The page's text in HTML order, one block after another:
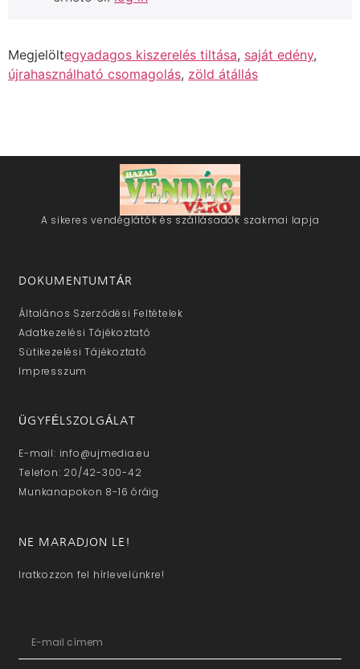
Megjelöltegyadagos kiszerelés tiltása, saját edény,
újrahasználható csomagolás, zöld átállás
A sikeres vendéglátók és szállásadók szakmai lapja
DOKUMENTUMTÁR
Általános Szerződési Feltételek
Adatkezelési Tájékoztató
Sütikezelési Tájékoztató
Impresszum
ÜGYFÉLSZOLGÁLAT
E-mail: info@ujmedia.eu
Telefon: 20/42-300-42
Munkanapokon 8-16 óráig
NE MARADJON LE!
Iratkozzon fel hírlevelünkre!